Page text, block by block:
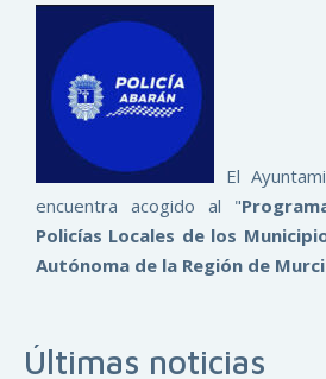
El
encuentra acogido al "
Policías Locales de los
Autónoma de la Región de
Últimas noticias